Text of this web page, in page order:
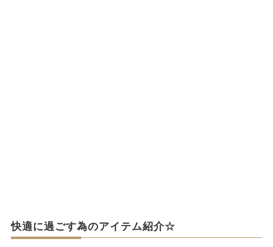
快適に過ごす為のアイテム紹介☆